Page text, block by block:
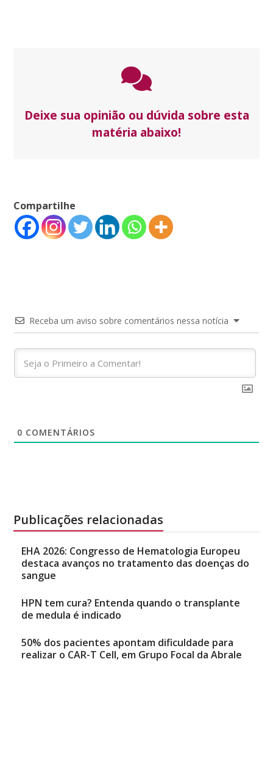
Deixe sua opinião ou dúvida sobre esta
matéria abaixo!
Compartilhe
Receba um aviso sobre comentários nessa notícia
0 COMENTÁRIOS
Publicações relacionadas
EHA 2026: Congresso de Hematologia Europeu
destaca avanços no tratamento das doenças do
sangue
HPN tem cura? Entenda quando o transplante
de medula é indicado
50% dos pacientes apontam dificuldade para
realizar o CAR-T Cell, em Grupo Focal da Abrale